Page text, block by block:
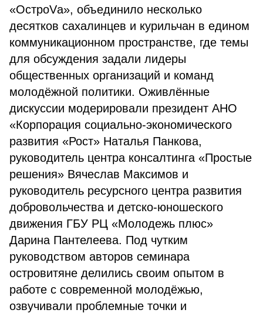
«ОстроVа», объединило несколько
десятков сахалинцев и курильчан в едином
коммуникационном пространстве, где темы
для обсуждения задали лидеры
общественных организаций и команд
молодёжной политики. Оживлённые
дискуссии модерировали президент АНО
«Корпорация социально-экономического
развития «Рост» Наталья Панкова,
руководитель центра консалтинга «Простые
решения» Вячеслав Максимов и
руководитель ресурсного центра развития
добровольчества и детско-юношеского
движения ГБУ РЦ «Молодежь плюс»
Дарина Пантелеева. Под чутким
руководством авторов семинара
островитяне делились своим опытом в
работе с современной молодёжью,
озвучивали проблемные точки и